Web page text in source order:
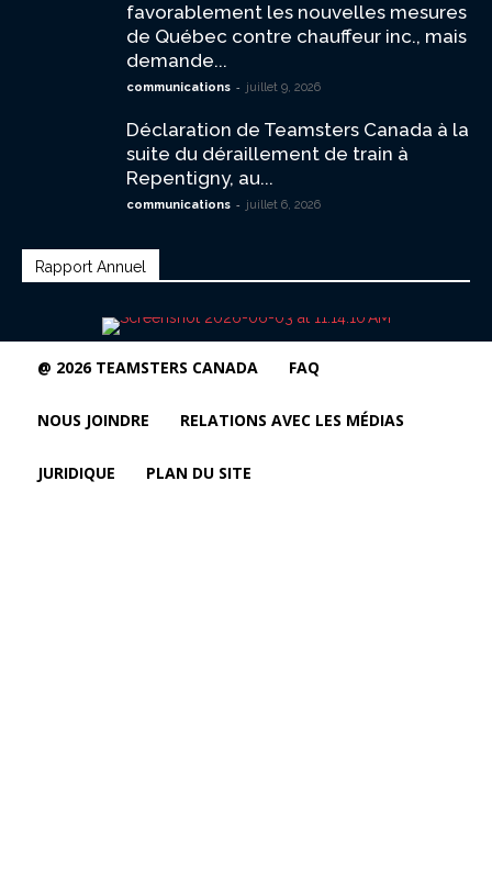
favorablement les nouvelles mesures
de Québec contre chauffeur inc., mais
demande...
communications - juillet 9, 2026
Déclaration de Teamsters Canada à la
suite du déraillement de train à
Repentigny, au...
communications - juillet 6, 2026
Rapport Annuel
@ 2026 TEAMSTERS CANADA FAQ
NOUS JOINDRE RELATIONS AVEC LES MÉDIAS
JURIDIQUE PLAN DU SITE